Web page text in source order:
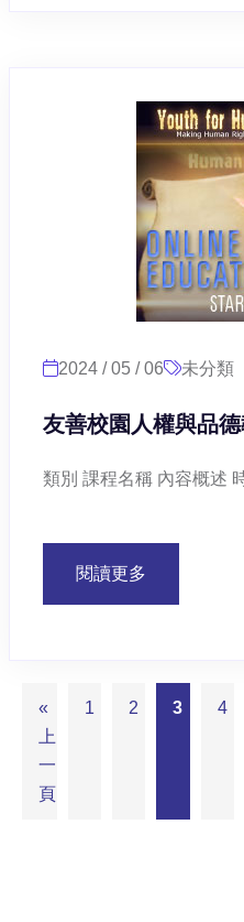
2024 / 05 / 06 未分類
友善校園人權與品
類別 課程名稱 內容概述
閱讀更多
«
上
一
頁
1 2 3 4